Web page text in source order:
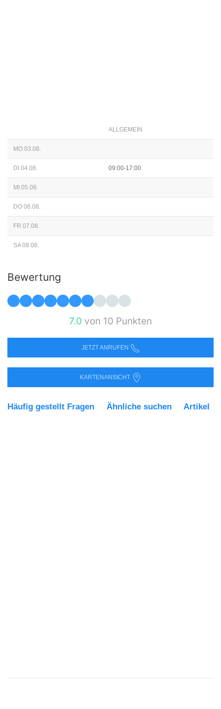
ALLGEMEIN
MO 03.08.
DI 04.08. 09:00-17:00
MI 05.08.
DO 06.08.
FR 07.08.
SA 08.08.
Bewertung
7.0 von 10 Punkten
JETZT ANRUFEN
KARTENANSICHT
Häufig gestellt Fragen Ähnliche suchen Artikel